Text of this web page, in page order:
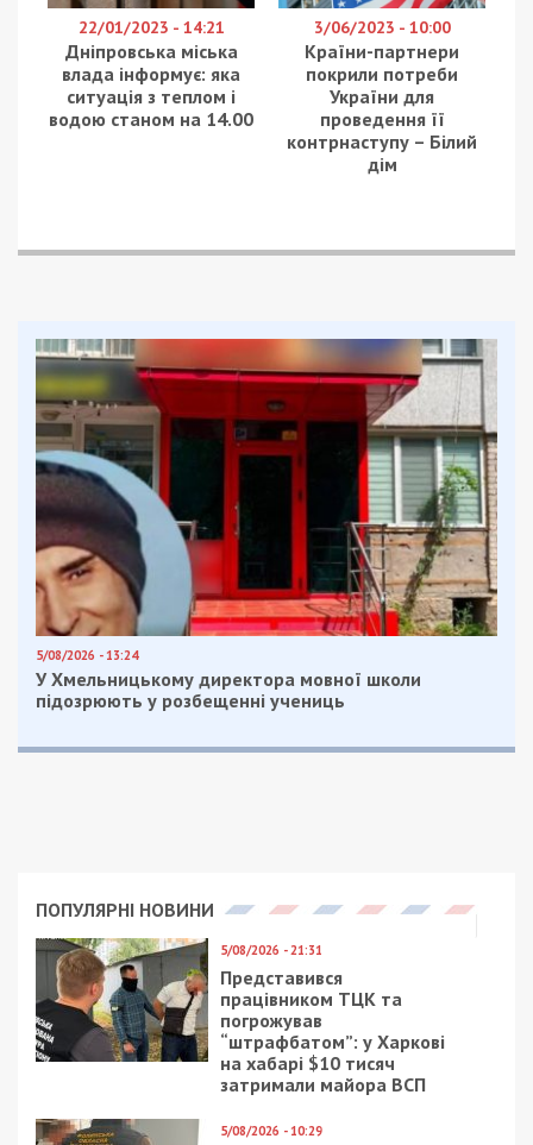
22/01/2023 - 14:21
Дніпровська міська
влада інформує: яка
ситуація з теплом і
водою станом на 14.00
3/06/2023 - 10:00
Країни-партнери
покрили потреби
України для
проведення її
контрнаступу – Білий
дім
5/08/2026 - 13:24
У Хмельницькому директора мовної школи
підозрюють у розбещенні учениць
ПОПУЛЯРНІ НОВИНИ
5/08/2026 - 21:31
Представився
працівником ТЦК та
погрожував
“штрафбатом”: у Харкові
на хабарі $10 тисяч
затримали майора ВСП
5/08/2026 - 10:29